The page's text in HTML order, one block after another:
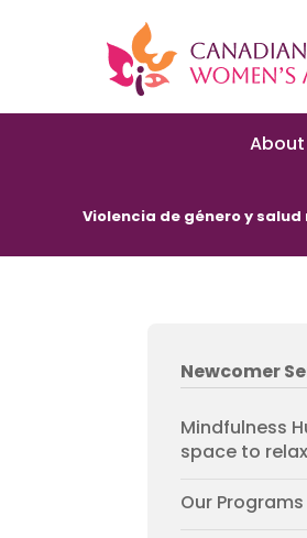
About
Violencia de género y
Newcomer
Mindfulness
space to relax
Our Programs